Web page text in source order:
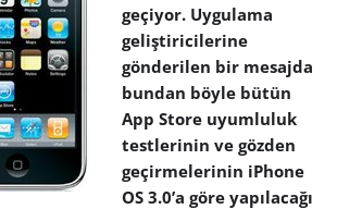
geçiyor. Uygulama
geliştiricilerine
gönderilen bir mesajda
bundan böyle bütün
App Store uyumluluk
testlerinin ve gözden
geçirmelerinin iPhone
OS 3.0’a göre yapılacağı